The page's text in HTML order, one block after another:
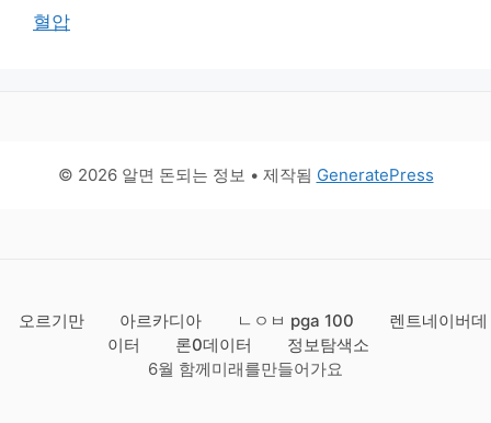
혈압
© 2026 알면 돈되는 정보 • 제작됨 GeneratePress
오르기만 아르카디아 ㄴㅇㅂ pga 100
렌트네이버데
이터
론0데이터
정보탐색소
6월 함께미래를만들어가요